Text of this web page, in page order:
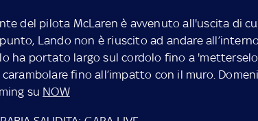
del pilota McLaren è avvenuto all'uscita di
Lando non è riuscito ad andare
ha portato largo sul cordolo fino a
carambolare fino all’impatto con il muro.
su NOW